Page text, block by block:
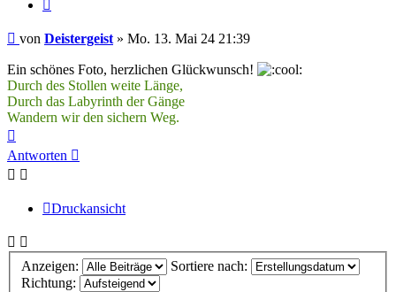
Beitrag
von Deistergeist» Mo. 13. Mai 24 21:39
Ein schönes Foto, herzlichen Glückwunsch!
Durch des Stollen weite Länge,
Durch das Labyrinth der Gänge
Wandern wir den sichern Weg.
oben
Antworten
Druckansicht
Anzeigen:
Sortiere nach:
Richtung: